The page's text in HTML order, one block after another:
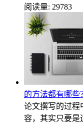
阅读量: 29783
的方法都有哪些
论文撰写的过程
容，其实只要是